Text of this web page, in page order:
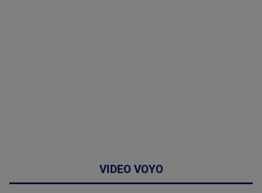
VIDEO VOYO